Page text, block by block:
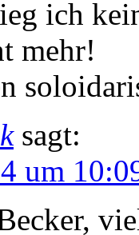
ich
mehr!
sagt:
um